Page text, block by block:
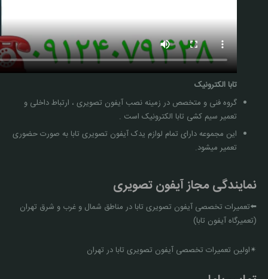
تابا الکترونیک
گروه فنی و متخصص در زمینه نصب آیفون تصویری ، ارتباط داخلی و
تعمیر سیم کشی تابا الکترونیک است .
این مجموعه دارای تمام لوازم یدک آیفون تصویری تابا به صورت حضوری
تعمیر میشود.
نمایندگی مجاز آیفون تصویری
⬅️تعمیرات تخصصی آیفون تصویری تابا در مناطق شمال و غرب و شرق تهران
(تعمیرگاه آیفون تابا)
✴اولین تعمیرات تخصصی آیفون تصویری تابا در تهران